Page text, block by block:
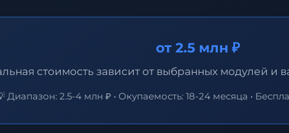
от 2.5 млн ₽
стоимость зависит от выбранных модулей и
Диапазон: 2.5-4 млн ₽ • Окупаемость: 18-24 месяца •